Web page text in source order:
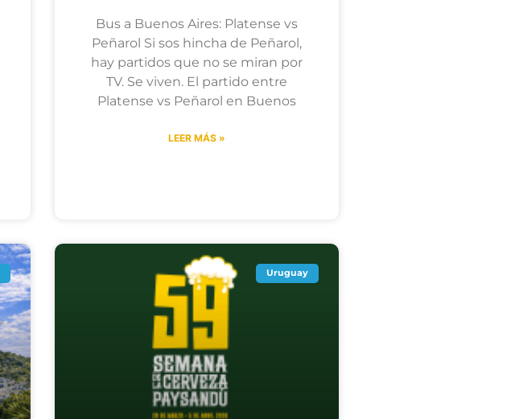
Bus a Buenos Aires: Platense vs
Peñarol Si sos hincha de Peñarol,
hay partidos que no se miran por
TV. Se viven. El partido entre
Platense vs Peñarol en Buenos
LEER MÁS »
Uruguay